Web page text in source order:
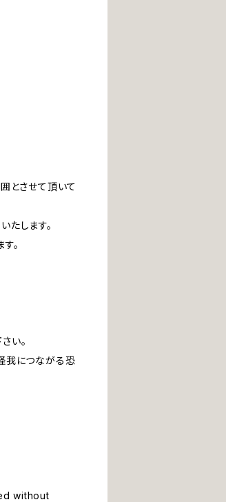
とさせて頂いて
たします。
。
い。
我につながる恐
without